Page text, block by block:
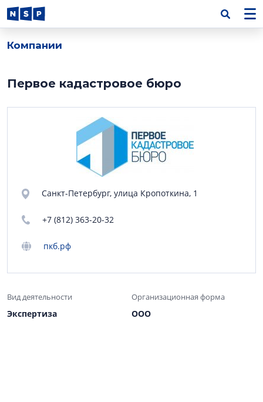
Компании
Первое кадастровое бюро
Санкт-Петербург, улица Кропоткина, 1
+7 (812) 363-20-32
пкб.рф
Вид деятельности
Экспертиза
Организационная форма
ООО